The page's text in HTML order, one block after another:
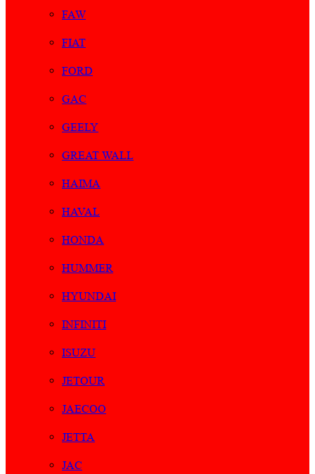
FAW
FIAT
FORD
GAC
GEELY
GREAT WALL
HAIMA
HAVAL
HONDA
HUMMER
HYUNDAI
INFINITI
ISUZU
JETOUR
JAECOO
JETTA
JAC